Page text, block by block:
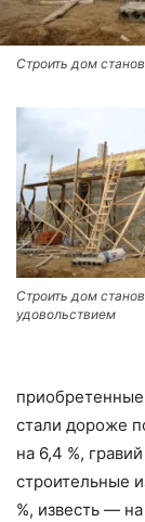
Строить дом
Строить дом
удовольствием
стали дороже
на 6,4 %,
строительные
%, известь —